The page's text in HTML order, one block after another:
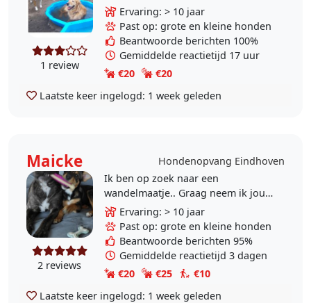
1 review
heb je de mogelijkheid jouw
hond(en) bij ons onder te brengen.
Wij zijn een..
Ervaring: > 10 jaar
Past op: grote en kleine honden
Beantwoorde berichten 100%
Gemiddelde reactietijd 17 uur
€20
€20
Laatste keer ingelogd: 1 week geleden
Maicke Hondenopvang Eindhoven
2 reviews
Ik ben op zoek naar een
wandelmaatje.. Graag neem ik jou
hond mee uit wandelen..spelen in
het park of pas ik op tijdens
vakanties of wanneer u een..
Ervaring: > 10 jaar
Past op: grote en kleine honden
Beantwoorde berichten 95%
Gemiddelde reactietijd 3 dagen
€20
€25
€10
Laatste keer ingelogd: 1 week geleden